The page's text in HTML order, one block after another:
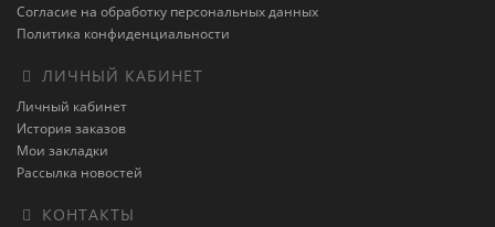
Согласие на обработку персональных данных
Политика конфиденциальности
ЛИЧНЫЙ КАБИНЕТ
Личный кабинет
История заказов
Мои закладки
Рассылка новостей
КОНТАКТЫ